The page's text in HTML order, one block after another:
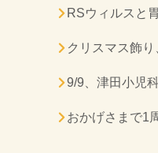
RSウィルスと
クリスマス飾
9/9、津田小児
おかげさまで1